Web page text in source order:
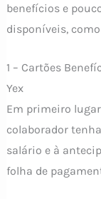
benefícios e
disponíveis,
1 – Cartões
Yex
Em primeiro
colaborador
salário e à
folha de